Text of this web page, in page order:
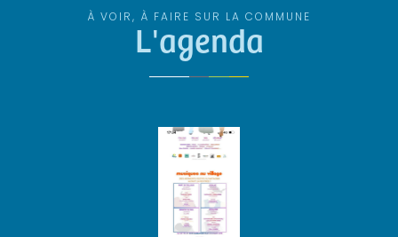
À VOIR, À FAIRE SUR LA COMMUNE
L'agenda